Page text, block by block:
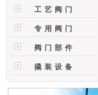
工艺阀门
专用阀门
阀门部件
撬装设备